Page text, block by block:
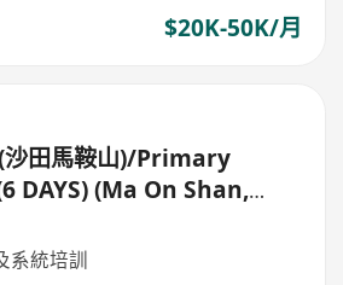
$20K-50K/月
沙田馬鞍山)/Primary
DAYS) (Ma On Shan,
系統培訓